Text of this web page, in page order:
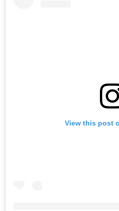
View this post